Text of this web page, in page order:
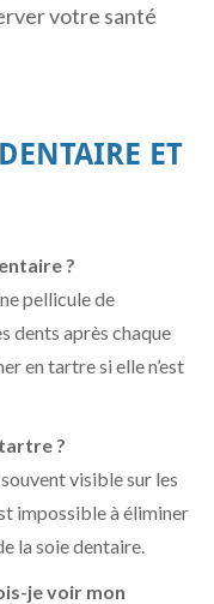
votre santé
ET
?
pellicule de
dents après chaque
en tartre si elle n’est
?
visible sur les
impossible à éliminer
la soie dentaire.
je voir mon